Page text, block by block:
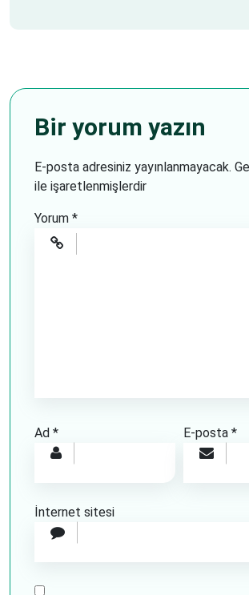
Bir yorum yazın
E-posta adresiniz yayınlanmayacak.
ile işaretlenmişlerdir
Yorum *
Ad * E-posta*
İnternet sitesi